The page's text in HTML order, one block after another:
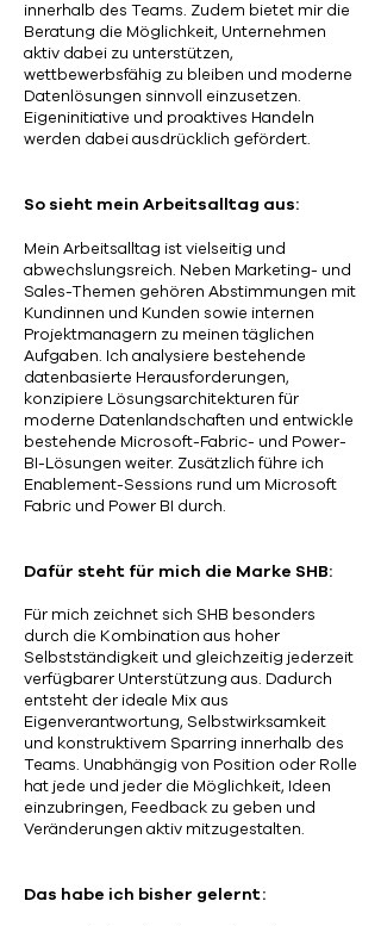
innerhalb des Teams. Zudem bietet mir die
Beratung die Möglichkeit, Unternehmen
aktiv dabei zu unterstützen,
wettbewerbsfähig zu bleiben und moderne
Datenlösungen sinnvoll einzusetzen.
Eigeninitiative und proaktives Handeln
werden dabei ausdrücklich gefördert.
So sieht mein Arbeitsalltag aus:
Mein Arbeitsalltag ist vielseitig und
abwechslungsreich. Neben Marketing- und
Sales-Themen gehören Abstimmungen mit
Kundinnen und Kunden sowie internen
Projektmanagern zu meinen täglichen
Aufgaben. Ich analysiere bestehende
datenbasierte Herausforderungen,
konzipiere Lösungsarchitekturen für
moderne Datenlandschaften und entwickle
bestehende Microsoft-Fabric- und Power-
BI-Lösungen weiter. Zusätzlich führe ich
Enablement-Sessions rund um Microsoft
Fabric und Power BI durch.
Dafür steht für mich die Marke SHB:
Für mich zeichnet sich SHB besonders
durch die Kombination aus hoher
Selbstständigkeit und gleichzeitig jederzeit
verfügbarer Unterstützung aus. Dadurch
entsteht der ideale Mix aus
Eigenverantwortung, Selbstwirksamkeit
und konstruktivem Sparring innerhalb des
Teams. Unabhängig von Position oder Rolle
hat jede und jeder die Möglichkeit, Ideen
einzubringen, Feedback zu geben und
Veränderungen aktiv mitzugestalten.
Das habe ich bisher gelernt: